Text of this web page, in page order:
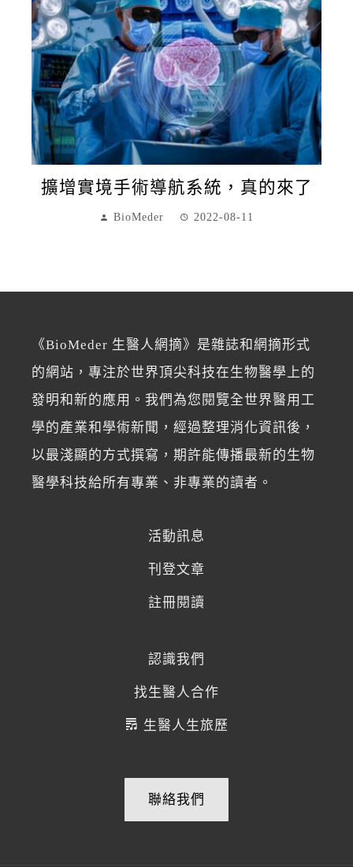
擴增實境手術導航系統，真的來了
BioMeder 2022-08-11
《BioMeder 生醫人網摘》是雜誌和網摘形式
的網站，專注於世界頂尖科技在生物醫學上的
發明和新的應用。我們為您閱覽全世界醫用工
學的產業和學術新聞，經過整理消化資訊後，
以最淺顯的方式撰寫，期許能傳播最新的生物
醫學科技給所有專業、非專業的讀者。
活動訊息
刊登文章
註冊閱讀
認識我們
找生醫人合作
生醫人生旅歷
聯絡我們